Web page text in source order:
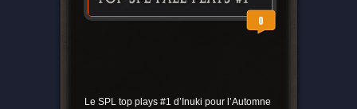
0
Le SPL top plays #1 d’Inuki pour l’Automne